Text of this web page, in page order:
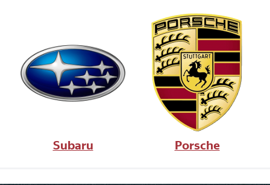
Subaru Porsche